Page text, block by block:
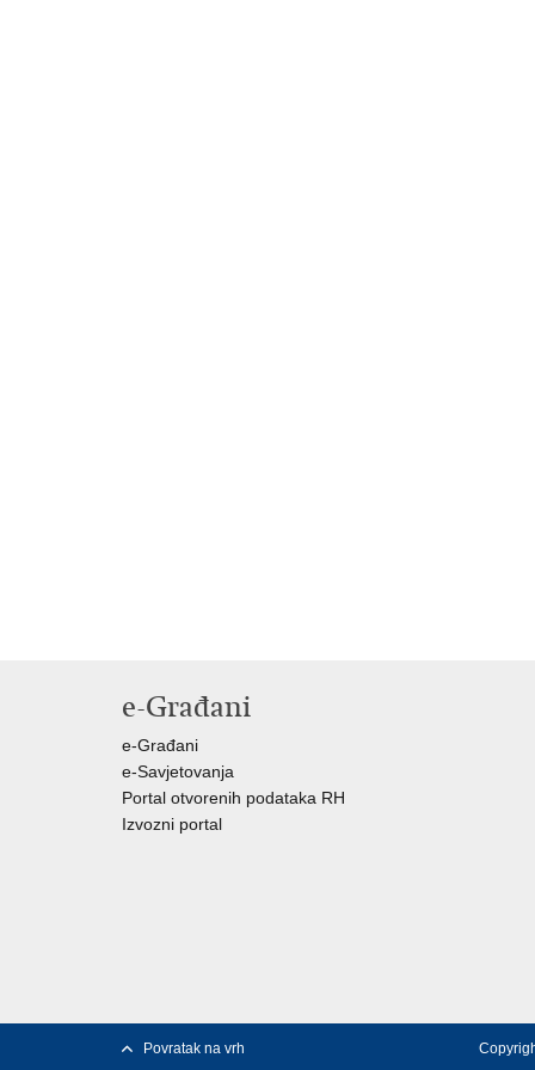
e-Građani
e-Građani
e-Savjetovanja
Portal otvorenih podataka RH
Izvozni portal
Povratak na vrh